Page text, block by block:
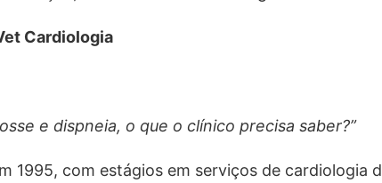
Cardiologia
e dispneia, o que o clínico precisa saber?”
1995, com estágios em serviços de cardiologia